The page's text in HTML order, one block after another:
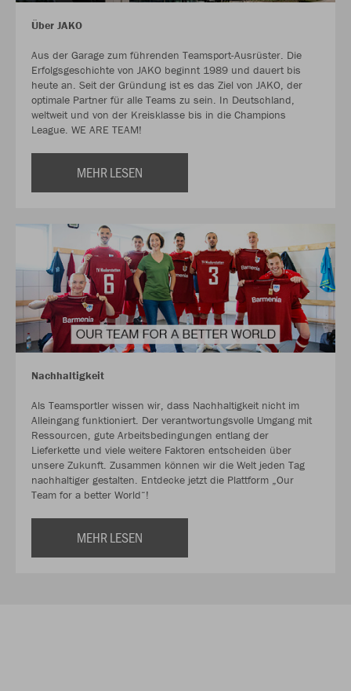
Über JAKO
Aus der Garage zum führenden Teamsport-Ausrüster. Die
Erfolgsgeschichte von JAKO beginnt 1989 und dauert bis
heute an. Seit der Gründung ist es das Ziel von JAKO, der
optimale Partner für alle Teams zu sein. In Deutschland,
weltweit und von der Kreisklasse bis in die Champions
League. WE ARE TEAM!
MEHR LESEN
Nachhaltigkeit
Als Teamsportler wissen wir, dass Nachhaltigkeit nicht im
Alleingang funktioniert. Der verantwortungsvolle Umgang mit
Ressourcen, gute Arbeitsbedingungen entlang der
Lieferkette und viele weitere Faktoren entscheiden über
unsere Zukunft. Zusammen können wir die Welt jeden Tag
nachhaltiger gestalten. Entdecke jetzt die Plattform „Our
Team for a better World“!
MEHR LESEN